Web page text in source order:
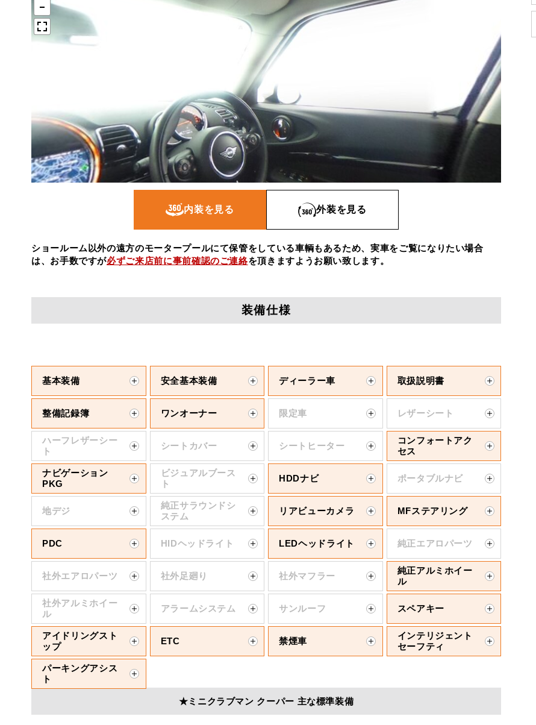
BMW MINIサービス工場
iR TECH FACTORY
MAP
買取
査定依頼
内装を見る 外装を見る
ショールーム以外の遠方のモータープールにて保管をしている車輌もあるため、実車をご覧になりたい場合
は、お手数ですが必ずご来店前に事前確認のご連絡を頂きますようお願い致します。
装備仕様
基本装備 安全基本装備 ディーラー車 取扱説明書
整備記録簿 ワンオーナー 限定車 レザーシート
ハーフレザーシー
ト
シートカバー シートヒーター
コンフォートアク
セス
ナビゲーション
PKG
ビジュアルブース
ト
HDDナビ ポータブルナビ
地デジ
純正サラウンドシ
ステム
リアビューカメラ MFステアリング
PDC HIDヘッドライト LEDヘッドライト 純正エアロパーツ
社外エアロパーツ 社外足廻り 社外マフラー
純正アルミホイー
ル
社外アルミホイー
ル
アラームシステム サンルーフ スペアキー
アイドリングスト
ップ
ETC 禁煙車
インテリジェント
セーフティ
パーキングアシス
ト
★ミニクラブマン クーパー 主な標準装備